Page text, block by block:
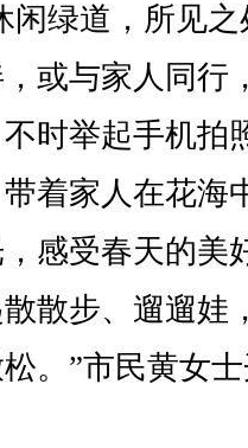
闲绿道，所见
或与家人同行
时举起手机拍
着家人在花海
感受春天的美
散步、遛遛娃
。”市民黄女